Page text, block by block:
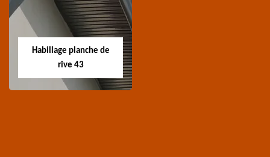
Spécialiste en
traitement de
Loire
Habillage planche de
rive 43